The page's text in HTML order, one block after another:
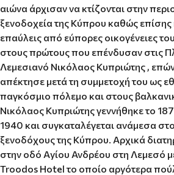
αιώνα άρχισαν να κτίζονται στην
ξενοδοχεία της Κύπρου καθώς επίσης
επαύλεις από εύπορες οικογένειες
στους πρώτους που επένδυσαν στις
Λεμεσιανό Νικόλαος Κυπριώτης ,
απέκτησε μετά τη συμμετοχή του ως
παγκόσμιο πόλεμο και στους
Νικόλαος Κυπριώτης γεννήθηκε το
1940 και συγκαταλέγεται ανάμεσα
ξενοδόχους της Κύπρου. Αρχικά
στην οδό Αyίου Ανδρέου στη Λεμεσό
Troodos Hotel το οποίο αρyότερα